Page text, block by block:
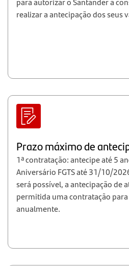
realizar a antecipação dos seus
Prazo máximo de
1ª contratação: antecipe até 5
Aniversário FGTS até 31/10/
será possível, a antecipação de
permitida uma contratação
anualmente.